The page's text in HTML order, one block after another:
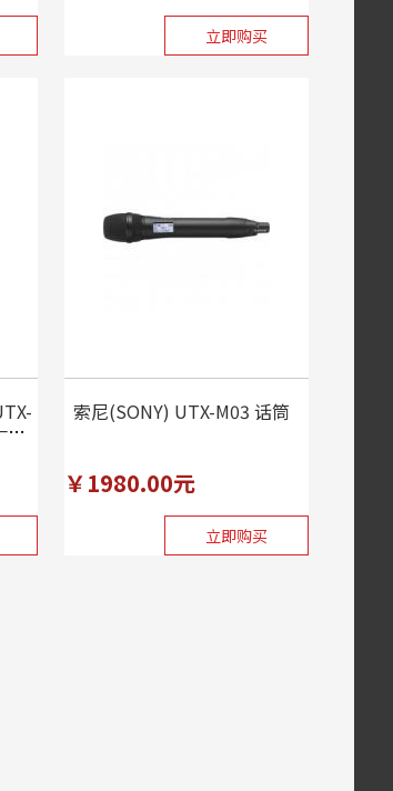
立即购买
拖
索尼(SONY) UTX-M03 话筒
￥1980.00元
立即购买